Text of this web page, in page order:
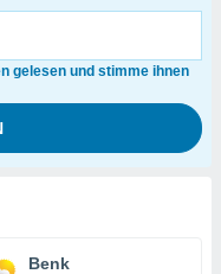
gelesen und stimme ihnen
Benk